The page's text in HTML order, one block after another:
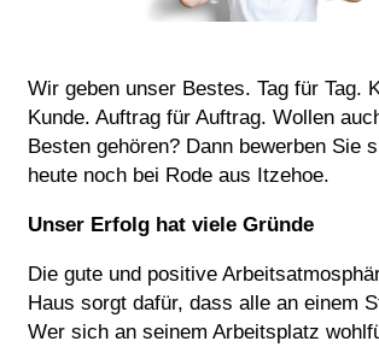
Wir geben unser Bestes. Tag für Tag.
Kunde. Auftrag für Auftrag. Wollen
Besten gehören? Dann bewerben Sie
heute noch bei Rode aus Itzehoe.
Unser Erfolg hat viele Gründe
Die gute und positive
Haus sorgt dafür, dass alle an einem
Wer sich an seinem Arbeitsplatz